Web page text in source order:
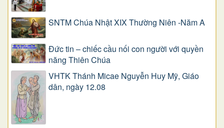
SNTM Chúa Nhật XIX Thường Niên -Năm A
Đức tin – chiếc cầu nối con người với quyền
năng Thiên Chúa
VHTK Thánh Micae Nguyễn Huy Mỹ, Giáo
dân, ngày 12.08